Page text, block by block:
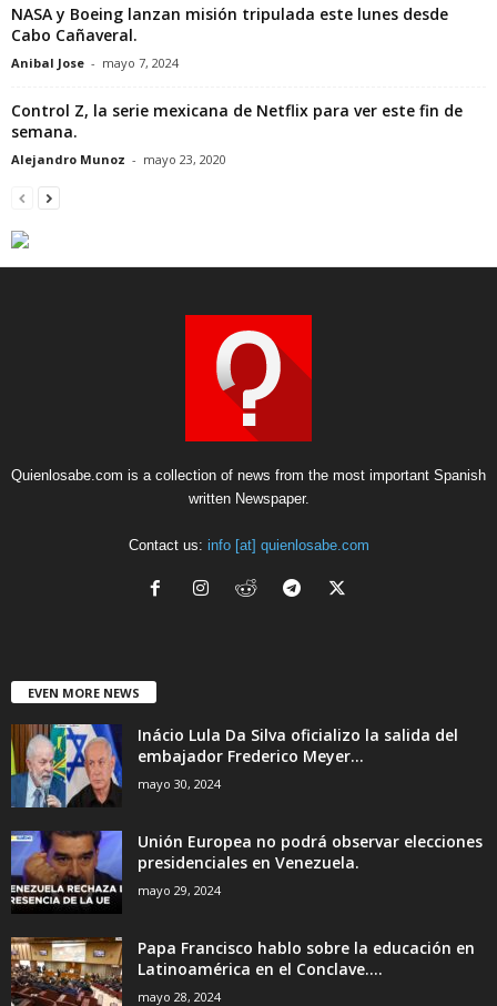
NASA y Boeing lanzan misión tripulada este lunes desde
Cabo Cañaveral.
Anibal Jose - mayo 7, 2024
Control Z, la serie mexicana de Netflix para ver este fin de
semana.
Alejandro Munoz - mayo 23, 2020
Quienlosabe.com is a collection of news from the most important Spanish
written Newspaper.
Contact us: info [at] quienlosabe.com
EVEN MORE NEWS
Inácio Lula Da Silva oficializo la salida del
embajador Frederico Meyer...
mayo 30, 2024
Unión Europea no podrá observar elecciones
presidenciales en Venezuela.
mayo 29, 2024
Papa Francisco hablo sobre la educación en
Latinoamérica en el Conclave....
mayo 28, 2024